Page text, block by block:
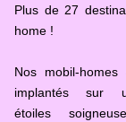
Plus de 27
home !
Nos mobil-
implantés
étoiles